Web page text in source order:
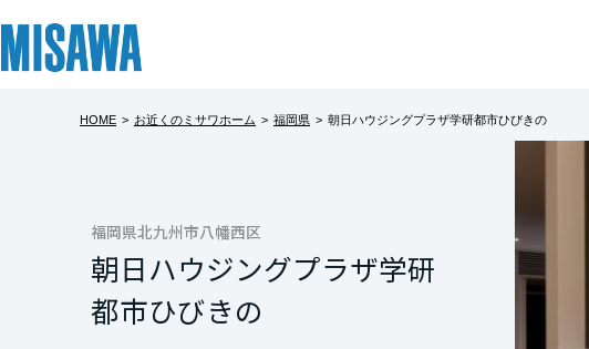
建てる [注文住宅]
商品ラインアップ
個人のお客さま
賃貸住宅
戸建て・マンション
ミサワリフォームとは
複合開発・投資開発
複合開発事業（ASMACI-アスマチ-）
サポートメニュー
住まいるりんぐ（ロングサポート）
企業・IR
ニュース
HOME > お近くのミサワホーム > 福岡県 > 朝日ハウジングプラザ学研都市ひびきの
福岡県北九州市八幡西区
朝日ハウジングプラザ学研
都市ひびきの
北海道
【学研都市ひびきの
フェア期間中、事前にWeb予
記入いただくとAmazonギフト
さらに抽選で豪華商品が当た
皆様のご来場を心よりお待ち